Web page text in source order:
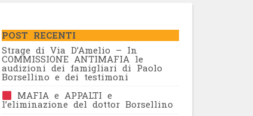
POST RECENTI
Strage di Via D’Amelio – In
COMMISSIONE ANTIMAFIA le
audizioni dei famigliari di Paolo
Borsellino e dei testimoni
MAFIA e APPALTI e
l’eliminazione del dottor Borsellino